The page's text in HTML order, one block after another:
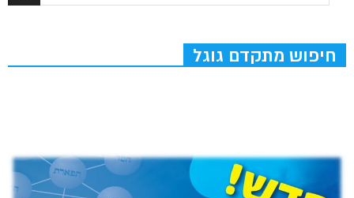
חיפוש מתקדם גוגל